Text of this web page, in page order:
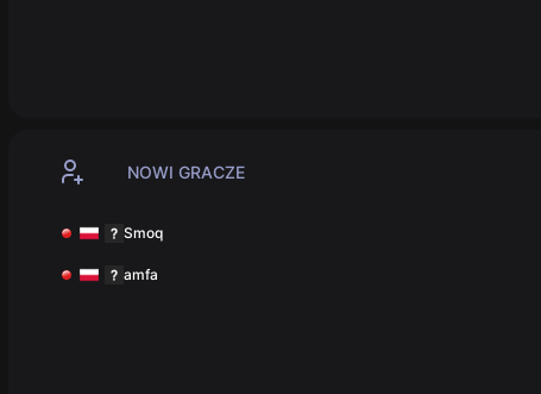
NOWI GRACZE
Smoq
amfa